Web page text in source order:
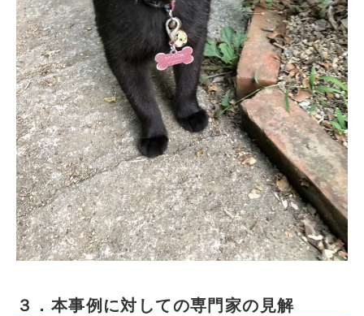
３．本事例に対しての専門家の見解